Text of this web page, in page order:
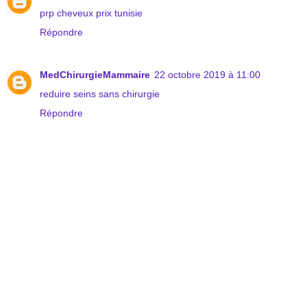
prp cheveux prix tunisie
Répondre
MedChirurgieMammaire 22 octobre 2019 à 11:00
reduire seins sans chirurgie
Répondre